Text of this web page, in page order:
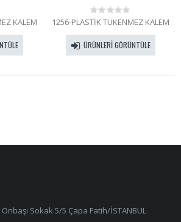
KALEM
0
5
1256-PLASTİK TÜKENMEZ KALEM
ÜRÜNLERI GÖRÜNTÜLE
Sokak 5/5 Çapa Fatih/İSTANBUL